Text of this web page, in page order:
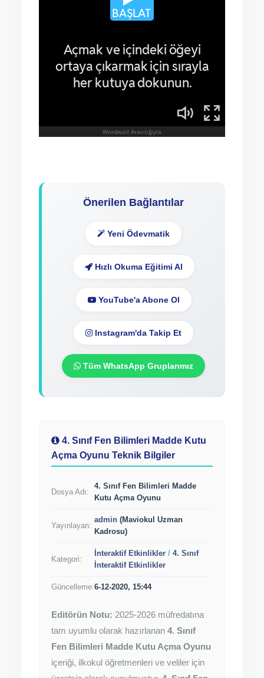
Önerilen Bağlantılar
Yeni Ödevmatik
Hızlı Okuma Eğitimi Al
YouTube'a Abone Ol
Instagram'da Takip Et
Tüm WhatsApp Gruplarımız
4. Sınıf Fen Bilimleri Madde Kutu
Açma Oyunu Teknik Bilgiler
Dosya Adı:
4. Sınıf Fen Bilimleri Madde
Kutu Açma Oyunu
Yayınlayan:
admin (Maviokul Uzman
Kadrosu)
Kategori:
İnteraktif Etkinlikler / 4. Sınıf
İnteraktif Etkinlikler
Güncelleme:6-12-2020, 15:44
Editörün Notu: 2025-2026 müfredatına
tam uyumlu olarak hazırlanan 4. Sınıf
Fen Bilimleri Madde Kutu Açma Oyunu
içeriği, ilkokul öğretmenleri ve veliler için